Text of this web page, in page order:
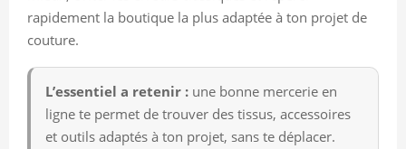
rapidement la boutique la plus adaptée à ton projet de
couture.
L’essentiel a retenir : une bonne mercerie en
ligne te permet de trouver des tissus, accessoires
et outils adaptés à ton projet, sans te déplacer.